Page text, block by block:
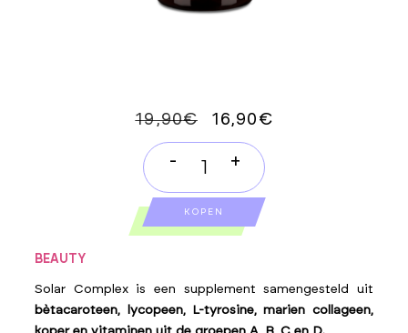
19,90€
PRIJS
WAS:
19,90€.
16,90 €HUIDIGE
SOLAR
COMPLEX
quantity
- +
KOPEN
BEAUTY
Solar Complex is een supplement samengesteld uit
bètacaroteen, lycopeen, L-tyrosine, marien collageen,